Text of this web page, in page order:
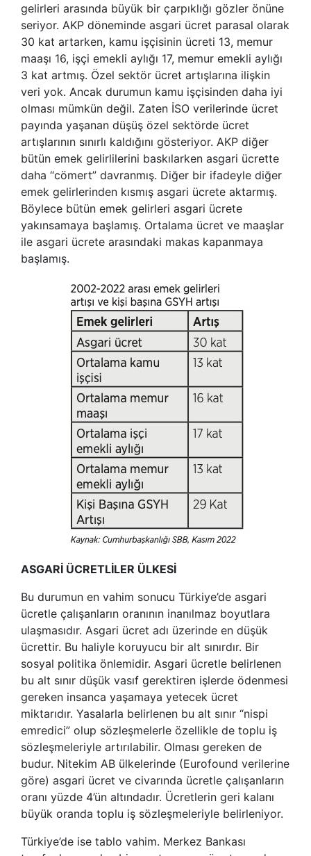
gelirleri arasında büyük bir çarpıklığı gözler önüne
seriyor. AKP döneminde asgari ücret parasal olarak
30 kat artarken, kamu işçisinin ücreti 13, memur
maaşı 16, işçi emekli aylığı 17, memur emekli aylığı
3 kat artmış. Özel sektör ücret artışlarına ilişkin
veri yok. Ancak durumun kamu işçisinden daha iyi
olması mümkün değil. Zaten İSO verilerinde ücret
payında yaşanan düşüş özel sektörde ücret
artışlarının sınırlı kaldığını gösteriyor. AKP diğer
bütün emek gelirlilerini baskılarken asgari ücrette
daha “cömert” davranmış. Diğer bir ifadeyle diğer
emek gelirlerinden kısmış asgari ücrete aktarmış.
Böylece bütün emek gelirleri asgari ücrete
yakınsamaya başlamış. Ortalama ücret ve maaşlar
ile asgari ücrete arasındaki makas kapanmaya
başlamış.
ASGARİ ÜCRETLİLER ÜLKESİ
Bu durumun en vahim sonucu Türkiye’de asgari
ücretle çalışanların oranının inanılmaz boyutlara
ulaşmasıdır. Asgari ücret adı üzerinde en düşük
ücrettir. Bu haliyle koruyucu bir alt sınırdır. Bir
sosyal politika önlemidir. Asgari ücretle belirlenen
bu alt sınır düşük vasıf gerektiren işlerde ödenmesi
gereken insanca yaşamaya yetecek ücret
miktarıdır. Yasalarla belirlenen bu alt sınır “nispi
emredici” olup sözleşmelerle özellikle de toplu iş
sözleşmeleriyle artırılabilir. Olması gereken de
budur. Nitekim AB ülkelerinde (Eurofound verilerine
göre) asgari ücret ve civarında ücretle çalışanların
oranı yüzde 4’ün altındadır. Ücretlerin geri kalanı
büyük oranda toplu iş sözleşmeleriyle belirleniyor.
Türkiye’de ise tablo vahim. Merkez Bankası